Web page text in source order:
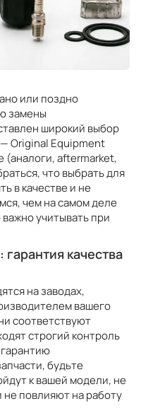
или поздно
замены
широкий выбор
Original Equipment
(аналоги, aftermarket,
что выбрать для
в качестве и не
чем на самом деле
учитывать при
качества
на заводах,
вашего
соответствуют
строгий контроль
будьте
к вашей модели, не
не повлияют на работу